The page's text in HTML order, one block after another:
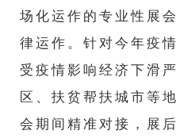
场化运作的专业性展
律运作。针对今年疫
受疫情影响经济下滑
区、扶贫帮扶城市等
会期间精准对接，展